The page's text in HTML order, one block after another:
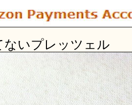
ないプレッツェル